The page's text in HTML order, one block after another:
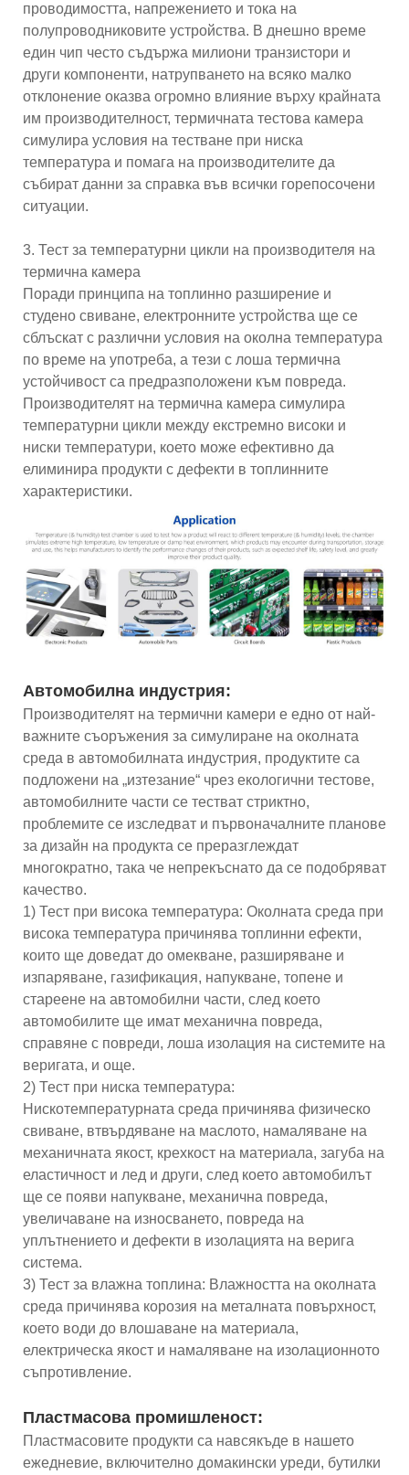
проводимостта, напрежението и тока на
полупроводниковите устройства. В днешно време
един чип често съдържа милиони транзистори и
други компоненти, натрупването на всяко малко
отклонение оказва огромно влияние върху крайната
им производителност, термичната тестова камера
симулира условия на тестване при ниска
температура и помага на производителите да
събират данни за справка във всички горепосочени
ситуации.
3. Тест за температурни цикли на производителя на
термична камера
Поради принципа на топлинно разширение и
студено свиване, електронните устройства ще се
сблъскат с различни условия на околна температура
по време на употреба, а тези с лоша термична
устойчивост са предразположени към повреда.
Производителят на термична камера симулира
температурни цикли между екстремно високи и
ниски температури, което може ефективно да
елиминира продукти с дефекти в топлинните
характеристики.
Автомобилна индустрия:
Производителят на термични камери е едно от най-
важните съоръжения за симулиране на околната
среда в автомобилната индустрия, продуктите са
подложени на „изтезание“ чрез екологични тестове,
автомобилните части се тестват стриктно,
проблемите се изследват и първоначалните планове
за дизайн на продукта се преразглеждат
многократно, така че непрекъснато да се подобряват
качество.
1) Тест при висока температура: Околната среда при
висока температура причинява топлинни ефекти,
които ще доведат до омекване, разширяване и
изпаряване, газификация, напукване, топене и
стареене на автомобилни части, след което
автомобилите ще имат механична повреда,
справяне с повреди, лоша изолация на системите на
веригата, и още.
2) Тест при ниска температура:
Нискотемпературната среда причинява физическо
свиване, втвърдяване на маслото, намаляване на
механичната якост, крехкост на материала, загуба на
еластичност и лед и други, след което автомобилът
ще се появи напукване, механична повреда,
увеличаване на износването, повреда на
уплътнението и дефекти в изолацията на верига
система.
3) Тест за влажна топлина: Влажността на околната
среда причинява корозия на металната повърхност,
което води до влошаване на материала,
електрическа якост и намаляване на изолационното
съпротивление.
Пластмасова промишленост:
Пластмасовите продукти са навсякъде в нашето
ежедневие, включително домакински уреди, бутилки